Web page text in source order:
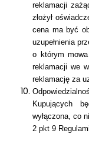
reklamacji
złożył
cena ma być
uzupełnienia
o którym
reklamacji we
reklamację za
Kupujących
wyłączona, co
2 pkt 9